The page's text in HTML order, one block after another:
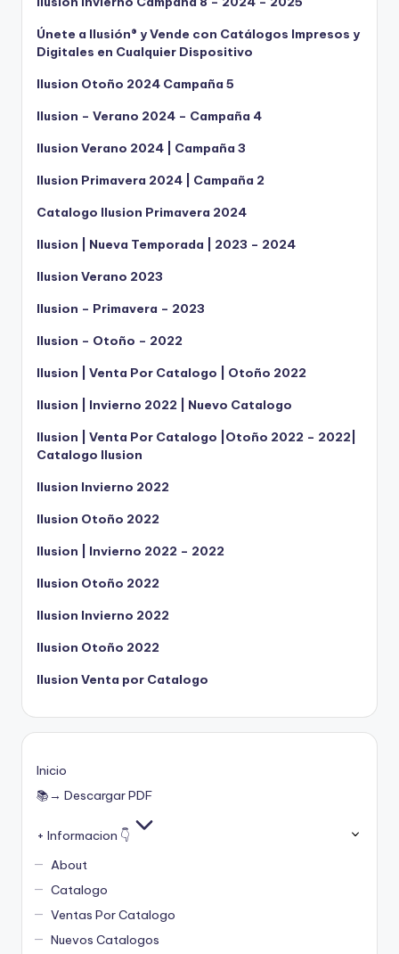
Únete a Ilusión® y Vende con Catálogos Impresos y
Digitales en Cualquier Dispositivo
Ilusion Otoño 2024 Campaña 5
Ilusion – Verano 2024 – Campaña 4
Ilusion Verano 2024 | Campaña 3
Ilusion Primavera 2024 | Campaña 2
Catalogo Ilusion Primavera 2024
Ilusion | Nueva Temporada | 2023 – 2024
Ilusion Verano 2023
Ilusion – Primavera – 2023
Ilusion – Otoño – 2022
Ilusion | Venta Por Catalogo | Otoño 2022
Ilusion | Invierno 2022 | Nuevo Catalogo
Ilusion | Venta Por Catalogo |Otoño 2022 – 2022|
Catalogo Ilusion
Ilusion Invierno 2022
Ilusion Otoño 2022
Ilusion | Invierno 2022 – 2022
Ilusion Otoño 2022
Ilusion Invierno 2022
Ilusion Otoño 2022
Ilusion Venta por Catalogo
Inicio
📚→ Descargar PDF
+ Informacion 👇
About
Catalogo
Ventas Por Catalogo
Nuevos Catalogos